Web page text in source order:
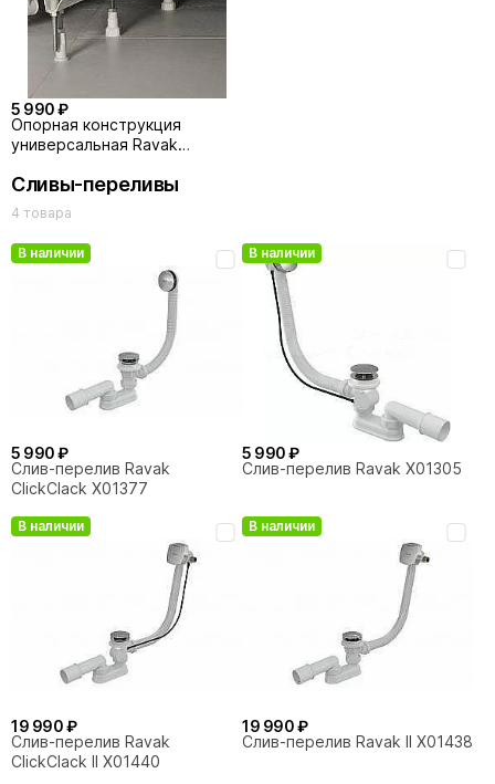
5 990 ₽
Опоpная констpукция
универсальная Ravak
Сливы-переливы
4 товара
В наличии
5 990 ₽
Слив-перелив Ravak
ClickClack X01377
В наличии
5 990 ₽
Слив-перелив Ravak X01305
В наличии
19 990 ₽
Слив-перелив Ravak
ClickClack II X01440
В наличии
19 990 ₽
Слив-перелив Ravak II X01438